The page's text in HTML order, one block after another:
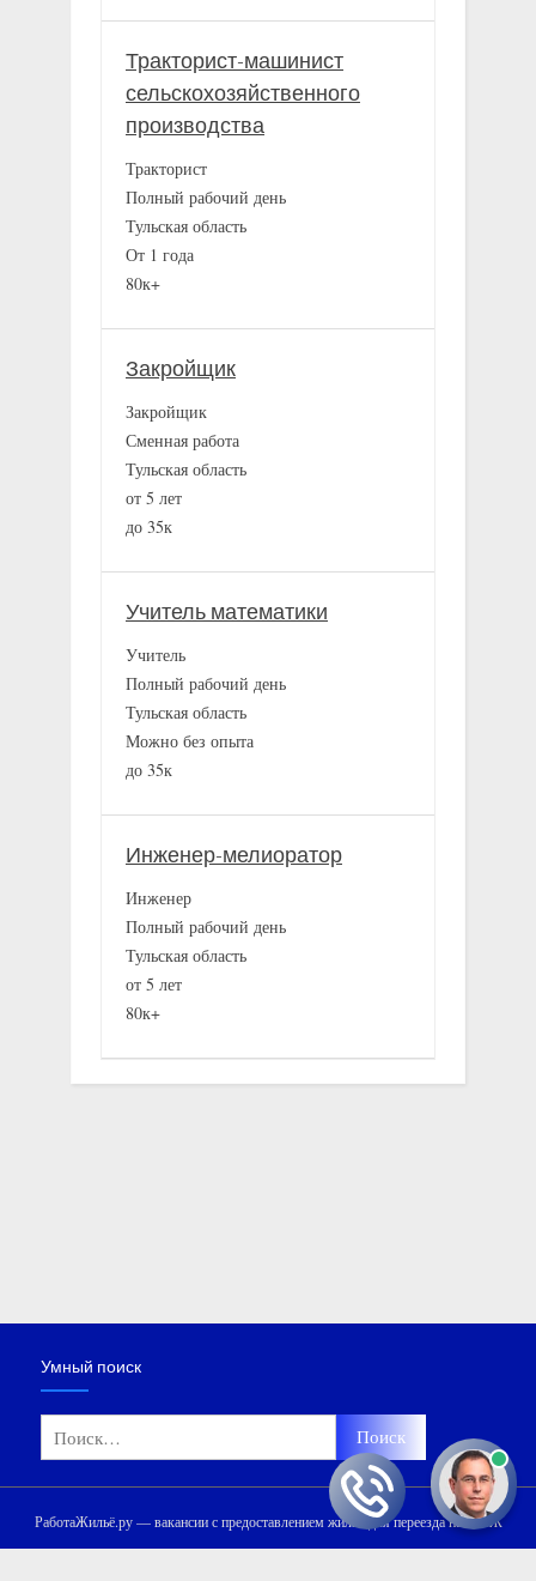
Тракторист-машинист
сельскохозяйственного
производства
Тракторист
Полный рабочий день
Тульская область
От 1 года
80к+
Закройщик
Закройщик
Сменная работа
Тульская область
от 5 лет
до 35к
Учитель математики
Учитель
Полный рабочий день
Тульская область
Можно без опыта
до 35к
Инженер-мелиоратор
Инженер
Полный рабочий день
Тульская область
от 5 лет
80к+
Умный поиск
РаботаЖильё.ру — вакансии с предоставлением жилья для переезда на ПМЖ